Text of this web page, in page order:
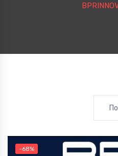
-68%